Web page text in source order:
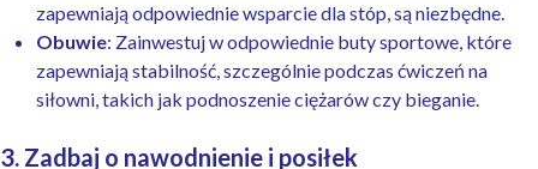
zapewniają odpowiednie wsparcie dla stóp, są niezbędne.
Obuwie: Zainwestuj w odpowiednie buty sportowe, które
zapewniają stabilność, szczególnie podczas ćwiczeń na
siłowni, takich jak podnoszenie ciężarów czy bieganie.
3. Zadbaj o nawodnienie i posiłek